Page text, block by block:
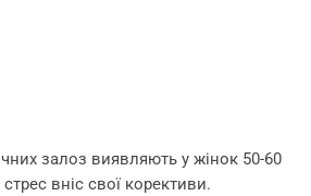
залоз виявляють у жінок 50-60
вніс свої корективи.